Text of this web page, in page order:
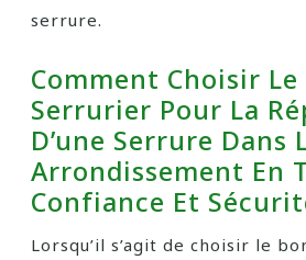
serrure.
Comment Choisir Le
Serrurier Pour La
D’une Serrure Dans
Arrondissement En
Confiance Et
Lorsqu’il s’agit de choisir le